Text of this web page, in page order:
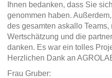
Ihnen bedanken, dass Sie
genommen haben.
des gesamten askallo
Wertschätzung und die
danken. Es war ein tolles
Herzlichen Dank an
Frau Gruber: